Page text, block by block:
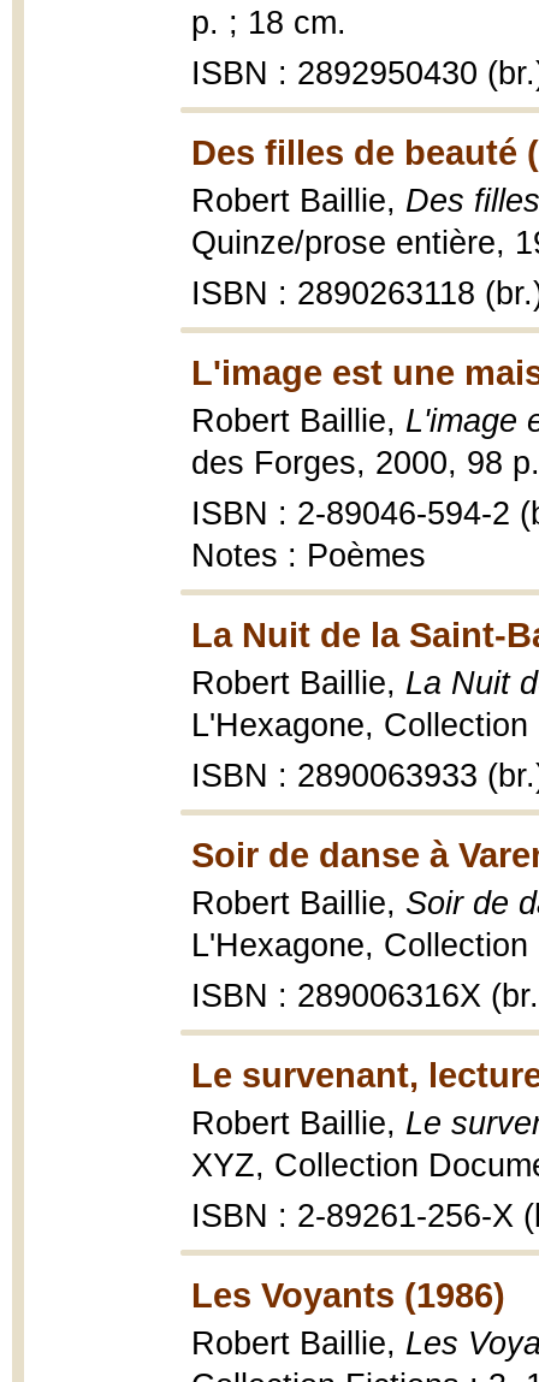
p. ; 18 cm.
ISBN : 2892950430
Des filles de beauté
Robert Baillie, Des
Quinze/prose entière,
ISBN : 2890263118
L'image est une
Robert Baillie, L'image
des Forges, 2000, 98
ISBN : 2-89046-594-2
Notes : Poèmes
La Nuit de la Saint-
Robert Baillie, La Nuit
L'Hexagone,
ISBN : 2890063933
Soir de danse à
Robert Baillie, Soir de
L'Hexagone,
ISBN : 289006316X
Le survenant,
Robert Baillie, Le
XYZ, Collection
ISBN : 2-89261-256-X
Les Voyants (1986)
Robert Baillie, Les